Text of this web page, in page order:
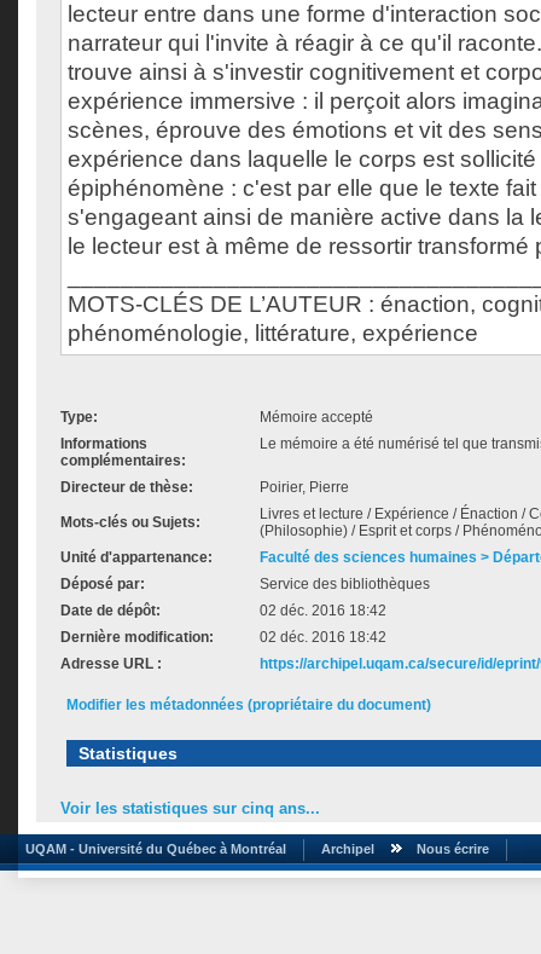
lecteur entre dans une forme d'interaction
narrateur qui l'invite à réagir à ce qu'il
trouve ainsi à s'investir cognitivement et
expérience immersive : il perçoit alors
scènes, éprouve des émotions et vit des
expérience dans laquelle le corps est
épiphénomène : c'est par elle que le texte
s'engageant ainsi de manière active dans la
le lecteur est à même de ressortir
MOTS-CLÉS DE L’AUTEUR : énaction,
phénoménologie, littérature, expérience
Type:
Mémoire accepté
Informations
complémentaires:
Le mémoire a été numérisé tel que
Directeur de thèse: Poirier, Pierre
Mots-clés ou Sujets:
Livres et lecture / Expérience / Énaction /
(Philosophie) / Esprit et corps /
Unité d'appartenance:
Faculté des sciences humaines >
Déposé par:
Service des bibliothèques
Date de dépôt:
02 déc. 2016 18:42
Dernière modification:
02 déc. 2016 18:42
Adresse URL :
https://archipel.uqam.ca/secure/id/
Modifier les métadonnées (propriétaire du document)
Statistiques
Voir les statistiques sur cinq ans...
UQAM - Université du Québec à Montréal Archipel Nous écrire